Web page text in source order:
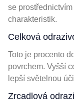
se
charakteristik.
Celková
Toto je procento
povrchem. Vyšší
lepší světelnou
Zrcadlová